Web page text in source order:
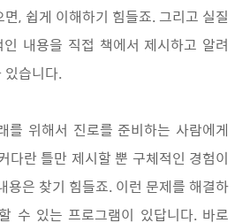
, 쉽게 이해하기 힘들죠. 그리고 실질
내용을 직접 책에서 제시하고 알려
있습니다.
를 위해서 진로를 준비하는 사람에게
다란 틀만 제시할 뿐 구체적인 경험이
용은 찾기 힘들죠. 이런 문제를 해결하
수 있는 프로그램이 있답니다. 바로